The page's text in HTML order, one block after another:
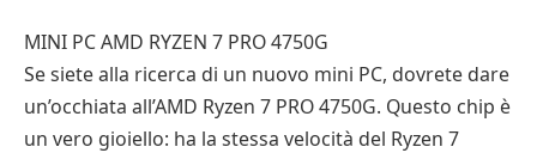
MINI PC AMD RYZEN 7 PRO 4750G
Se siete alla ricerca di un nuovo mini PC, dovrete dare
un’occhiata all’AMD Ryzen 7 PRO 4750G. Questo chip è
un vero gioiello: ha la stessa velocità del Ryzen 7